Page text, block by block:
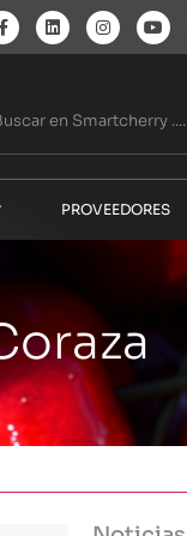
PROVEEDORES